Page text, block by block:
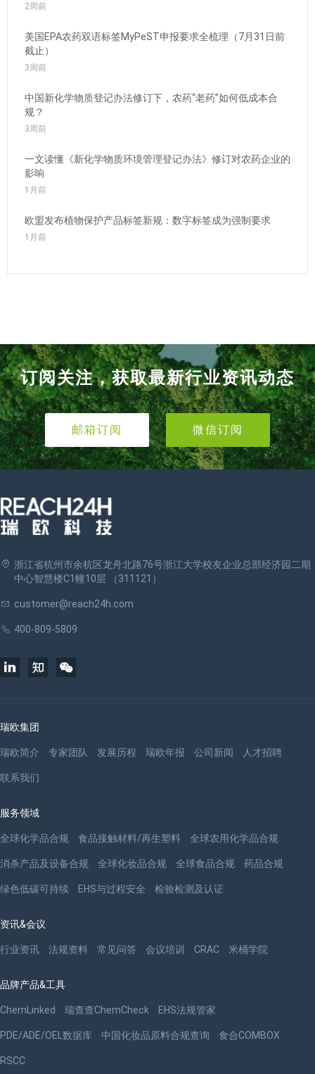
2周前
美国EPA农药双语标签MyPeST申报要求全梳理（7月31日前
截止）
3周前
中国新化学物质登记办法修订下，农药“老药”如何低成本合
规？
3周前
一文读懂《新化学物质环境管理登记办法》修订对农药企业的
影响
1月前
欧盟发布植物保护产品标签新规：数字标签成为强制要求
1月前
订阅关注，获取最新行业资讯动态
邮箱订阅 微信订阅
浙江省杭州市余杭区龙舟北路76号浙江大学校友企业总部经济园二期
中心智慧楼C1幢10层 （311121）
customer@reach24h.com
400-809-5809
瑞欧集团
瑞欧简介 专家团队 发展历程 瑞欧年报 公司新闻 人才招聘
联系我们
服务领域
全球化学品合规 食品接触材料/再生塑料 全球农用化学品合规
消杀产品及设备合规 全球化妆品合规 全球食品合规 药品合规
绿色低碳可持续 EHS与过程安全 检验检测及认证
资讯&会议
行业资讯 法规资料 常见问答 会议培训 CRAC 米桶学院
品牌产品&工具
ChemLinked 瑞查查ChemCheck EHS法规管家
PDE/ADE/OEL数据库 中国化妆品原料合规查询 食合COMBOX
RSCC